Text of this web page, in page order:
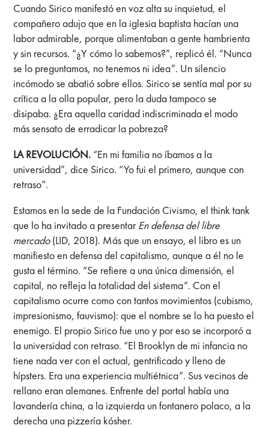
Cuando Sirico manifestó en voz alta su inquietud, el
compañero adujo que en la iglesia baptista hacían una
labor admirable, porque alimentaban a gente hambrienta
y sin recursos. “¿Y cómo lo sabemos?”, replicó él. “Nunca
se lo preguntamos, no tenemos ni idea”. Un silencio
incómodo se abatió sobre ellos. Sirico se sentía mal por su
crítica a la olla popular, pero la duda tampoco se
disipaba. ¿Era aquella caridad indiscriminada el modo
más sensato de erradicar la pobreza?
LA REVOLUCIÓN. “En mi familia no íbamos a la
universidad”, dice Sirico. “Yo fui el primero, aunque con
retraso”.
Estamos en la sede de la Fundación Civismo, el think tank
que lo ha invitado a presentarEn defensa del libre
mercado(LID, 2018). Más que un ensayo, el libro es un
manifiesto en defensa del capitalismo, aunque a él no le
gusta el término. “Se refiere a una única dimensión, el
capital, no refleja la totalidad del sistema”. Con el
capitalismo ocurre como con tantos movimientos (cubismo,
impresionismo, fauvismo): que el nombre se lo ha puesto el
enemigo. El propio Sirico fue uno y por eso se incorporó a
la universidad con retraso. “El Brooklyn de mi infancia no
tiene nada ver con el actual, gentrificado y lleno de
hípsters. Era una experiencia multiétnica”. Sus vecinos de
rellano eran alemanes. Enfrente del portal había una
lavandería china, a la izquierda un fontanero polaco, a la
derecha una pizzería kósher.